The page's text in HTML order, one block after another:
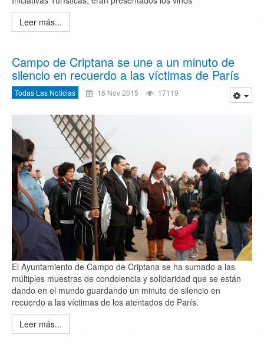
Leer más...
Campo de Criptana se une a un minuto de
silencio en recuerdo a las víctimas de París
Todas Las Noticias 16 Nov 2015 17119
El Ayuntamiento de Campo de Criptana se ha sumado a las
múltiples muestras de condolencia y solidaridad que se están
dando en el mundo guardando un minuto de silencio en
recuerdo a las víctimas de los atentados de París.
Leer más...